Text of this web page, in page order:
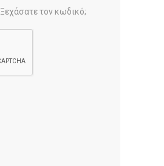
Ξεχάσατε τον κωδικό;